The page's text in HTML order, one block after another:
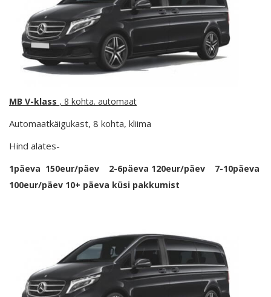
MB V-klass , 8 kohta. automaat
Automaatkäigukast, 8 kohta, kliima
Hind alates-
1päeva 150eur/päev 2-6päeva 120eur/päev 7-10päeva
100eur/päev 10+ päeva küsi pakkumist